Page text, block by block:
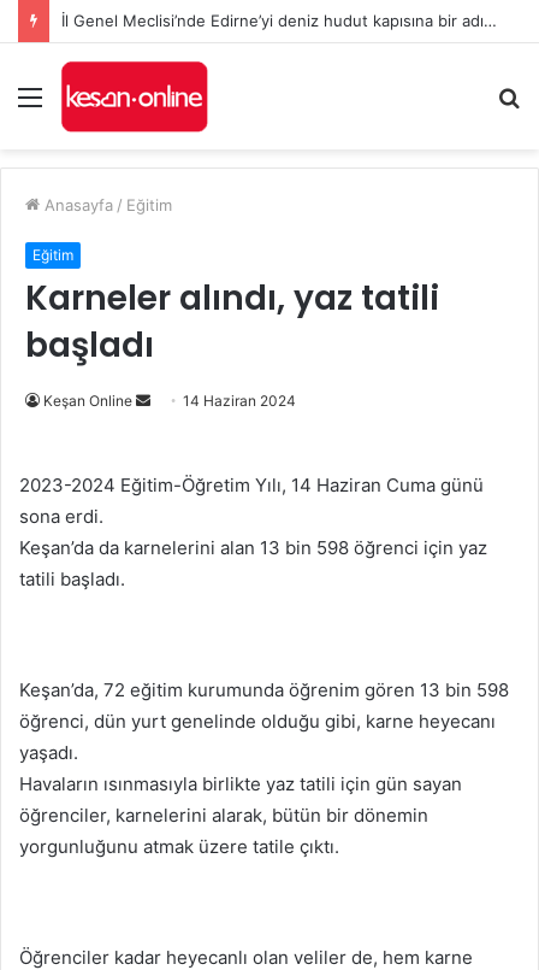
İl Genel Meclisi’nde Edirne’yi deniz hudut kapısına bir adım daha yaklaştıran Enez Limanı kararı
Menü
...
Anasayfa / Eğitim
Eğitim
Karneler alındı, yaz tatili
başladı
Keşan Online
Bir
göndermek
14 Haziran 2024
2023-2024 Eğitim-Öğretim Yılı, 14 Haziran Cuma günü
sona erdi.
Keşan’da da karnelerini alan 13 bin 598 öğrenci için yaz
tatili başladı.
Keşan’da, 72 eğitim kurumunda öğrenim gören 13 bin 598
öğrenci, dün yurt genelinde olduğu gibi, karne heyecanı
yaşadı.
Havaların ısınmasıyla birlikte yaz tatili için gün sayan
öğrenciler, karnelerini alarak, bütün bir dönemin
yorgunluğunu atmak üzere tatile çıktı.
Öğrenciler kadar heyecanlı olan veliler de, hem karne